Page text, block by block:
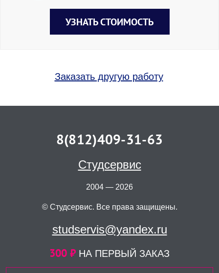
УЗНАТЬ СТОИМОСТЬ
Заказать другую работу
8(812)409-31-63
Студсервис
2004 — 2026
© Студсервис. Все права защищены.
studservis@yandex.ru
300 ₽ НА ПЕРВЫЙ ЗАКАЗ